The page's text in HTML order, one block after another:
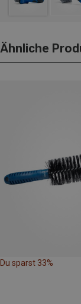
Ähnliche
Du sparst 33%